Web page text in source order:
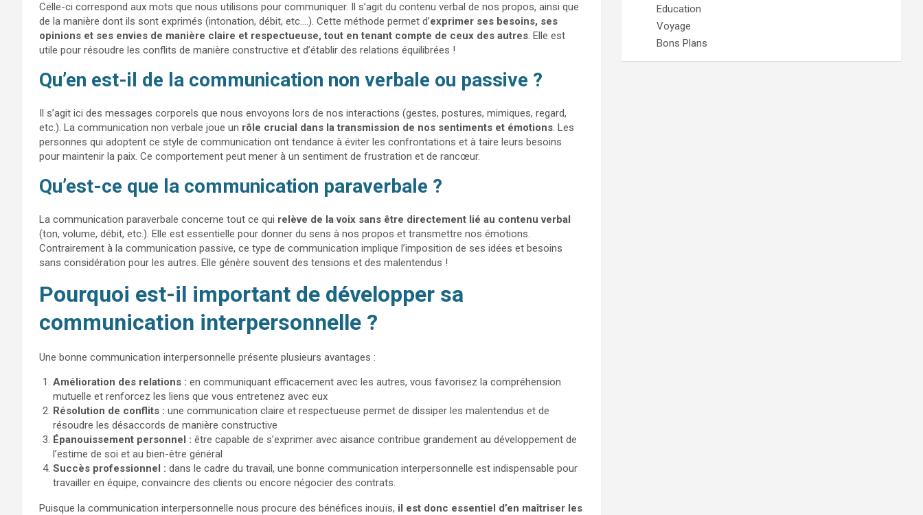
Celle-ci correspond aux mots que nous utilisons pour communiquer. Il s’agit du contenu verbal de nos propos, ainsi que
de la manière dont ils sont exprimés (intonation, débit, etc.…). Cette méthode permet d’exprimer ses besoins, ses
opinions et ses envies de manière claire et respectueuse, tout en tenant compte de ceux des autres. Elle est
utile pour résoudre les conflits de manière constructive et d’établir des relations équilibrées !
Qu’en est-il de la communication non verbale ou passive ?
Il s’agit ici des messages corporels que nous envoyons lors de nos interactions (gestes, postures, mimiques, regard,
etc.). La communication non verbale joue un rôle crucial dans la transmission de nos sentiments et émotions. Les
personnes qui adoptent ce style de communication ont tendance à éviter les confrontations et à taire leurs besoins
pour maintenir la paix. Ce comportement peut mener à un sentiment de frustration et de rancœur.
Qu’est-ce que la communication paraverbale ?
La communication paraverbale concerne tout ce qui relève de la voix sans être directement lié au contenu verbal
(ton, volume, débit, etc.). Elle est essentielle pour donner du sens à nos propos et transmettre nos émotions.
Contrairement à la communication passive, ce type de communication implique l’imposition de ses idées et besoins
sans considération pour les autres. Elle génère souvent des tensions et des malentendus !
Pourquoi est-il important de développer sa
communication interpersonnelle ?
Une bonne communication interpersonnelle présente plusieurs avantages :
Amélioration des relations : en communiquant efficacement avec les autres, vous favorisez la compréhension
mutuelle et renforcez les liens que vous entretenez avec eux
Résolution de conflits : une communication claire et respectueuse permet de dissiper les malentendus et de
résoudre les désaccords de manière constructive
Épanouissement personnel : être capable de s’exprimer avec aisance contribue grandement au développement de
l’estime de soi et au bien-être général
Succès professionnel : dans le cadre du travail, une bonne communication interpersonnelle est indispensable pour
travailler en équipe, convaincre des clients ou encore négocier des contrats.
Puisque la communication interpersonnelle nous procure des bénéfices inouïs, il est donc essentiel d’en maîtriser les
Education
Voyage
Bons Plans